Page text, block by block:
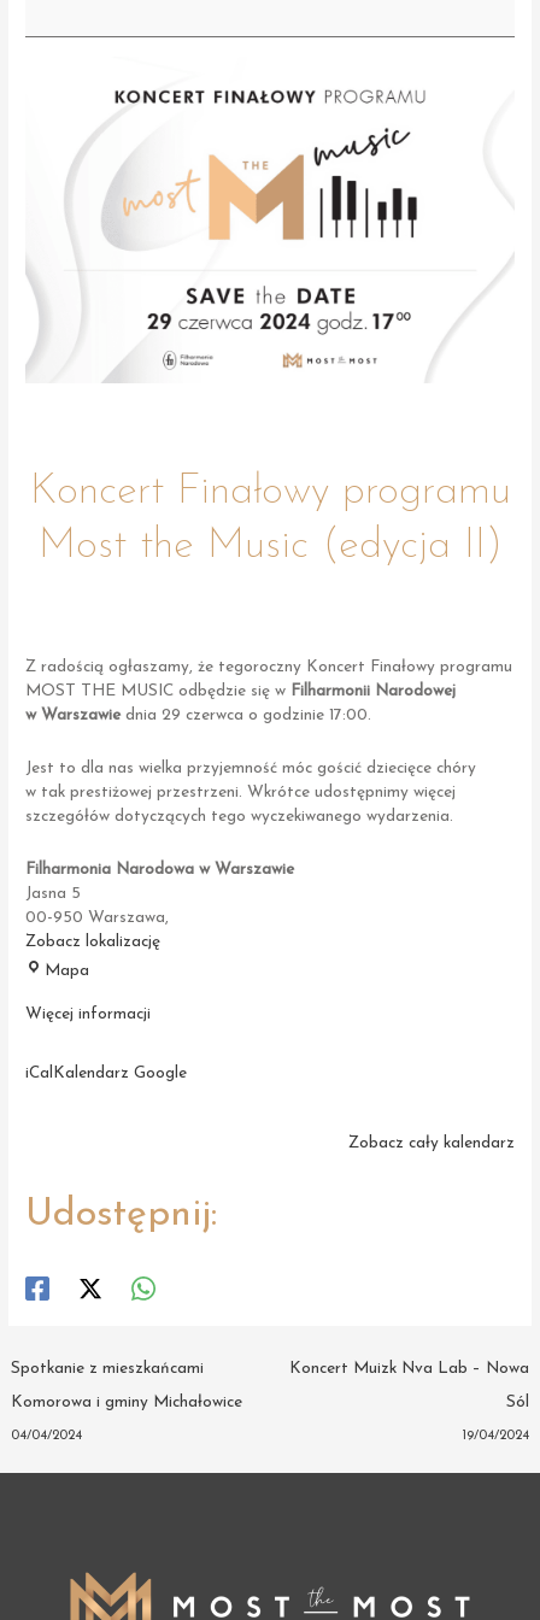
the
Koncert Finałowy programu
Most the Music (edycja II)
Z radością ogłaszamy, że tegoroczny Koncert Finałowy programu
MOST THE MUSIC odbędzie się w Filharmonii Narodowej
w Warszawiednia 29 czerwca o godzinie 17:00.
Jest to dla nas wielka przyjemność móc gościć dziecięce chóry
w tak prestiżowej przestrzeni. Wkrótce udostępnimy więcej
szczegółów dotyczących tego wyczekiwanego wydarzenia.
Filharmonia Narodowa w Warszawie
Jasna 5
00-950 Warszawa,
Zobacz lokalizację
Mapa
w
Więcej informacji
iCal Kalendarz Google
Zobacz cały kalendarz
Udostępnij:
Post
Spotkanie z mieszkańcami
Komorowa i gminy Michałowice
04/04/2024
Koncert Muizk Nva Lab – Nowa
Sól
19/04/2024